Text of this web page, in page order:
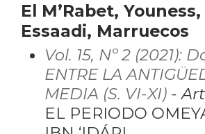
El M’Rabet,
Essaadi, Marruecos
Vol. 15, Nº 2 (2021):
ENTRE LA
MEDIA (S. VI-XI)-
EL PERIODO